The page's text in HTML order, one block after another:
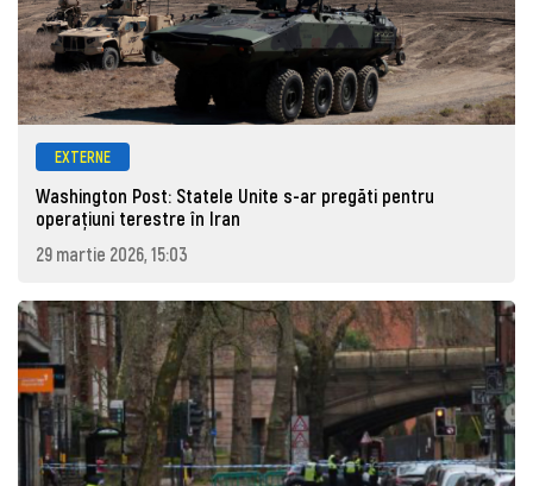
EXTERNE
Washington Post: Statele Unite s-ar pregăti pentru
operațiuni terestre în Iran
29 martie 2026, 15:03